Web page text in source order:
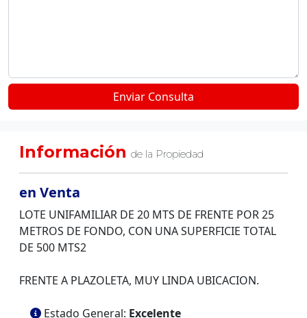
Información de la Propiedad
en Venta
LOTE UNIFAMILIAR DE 20 MTS DE FRENTE POR 25
METROS DE FONDO, CON UNA SUPERFICIE TOTAL
DE 500 MTS2
FRENTE A PLAZOLETA, MUY LINDA UBICACION.
Estado General: Excelente